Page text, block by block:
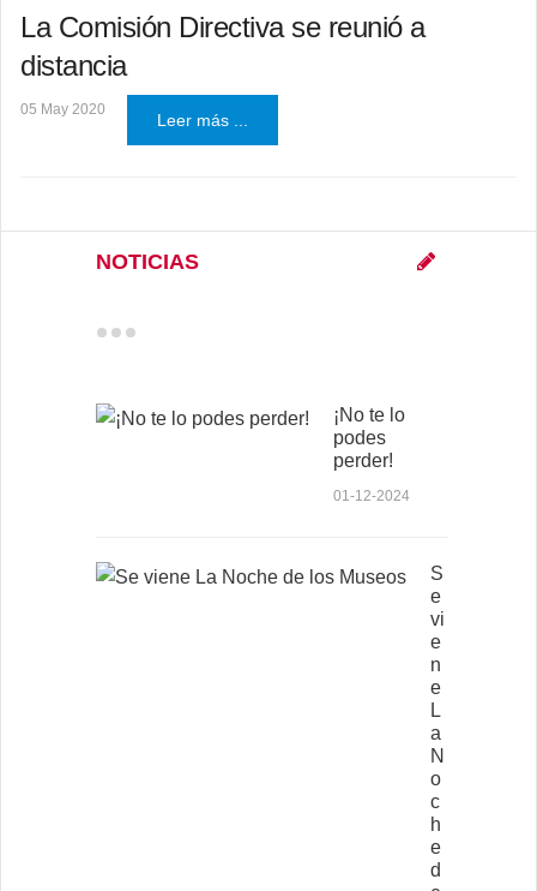
La Comisión Directiva se reunió a
distancia
05 May 2020
Leer más ...
NOTICIAS
¡No te lo
podes
perder!
01-12-2024
S
e
vi
e
n
e
L
a
N
o
c
h
e
d